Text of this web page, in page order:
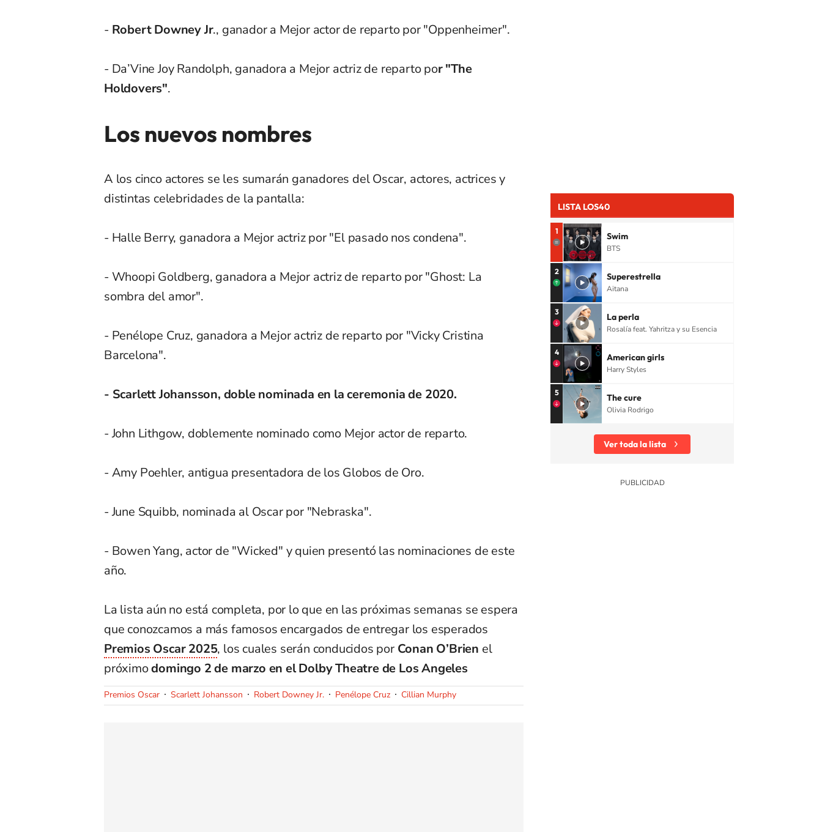
- Robert Downey Jr., ganador a Mejor actor de reparto por "Oppenheimer".
- Da’Vine Joy Randolph, ganadora a Mejor actriz de reparto por "The
Holdovers".
Los nuevos nombres
A los cinco actores se les sumarán ganadores del Oscar, actores, actrices y
distintas celebridades de la pantalla:
- Halle Berry, ganadora a Mejor actriz por "El pasado nos condena".
- Whoopi Goldberg, ganadora a Mejor actriz de reparto por "Ghost: La
sombra del amor".
- Penélope Cruz, ganadora a Mejor actriz de reparto por "Vicky Cristina
Barcelona".
- Scarlett Johansson, doble nominada en la ceremonia de 2020.
- John Lithgow, doblemente nominado como Mejor actor de reparto.
- Amy Poehler, antigua presentadora de los Globos de Oro.
- June Squibb, nominada al Oscar por "Nebraska".
- Bowen Yang, actor de "Wicked" y quien presentó las nominaciones de este
año.
La lista aún no está completa, por lo que en las próximas semanas se espera
que conozcamos a más famosos encargados de entregar los esperados
Premios Oscar 2025, los cuales serán conducidos porConan O’Brien el
próximodomingo 2 de marzo en el Dolby Theatre de Los Angeles
Premios Oscar Scarlett Johansson Robert Downey Jr. Penélope Cruz Cillian Murphy
LISTA LOS40
1 Swim
BTS
2 Superestrella
Aitana
3 La perla
Rosalía feat. Yahritza y su Esencia
4 American girls
Harry Styles
5 The cure
Olivia Rodrigo
Ver toda la lista